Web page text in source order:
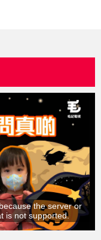
the server or
is not supported.